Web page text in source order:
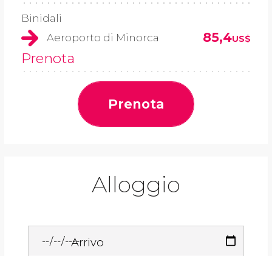
Binidali
Aeroporto di Minorca
85,4US$
Prenota
Prenota
Alloggio
Arrivo